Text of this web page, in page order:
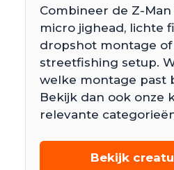
Combineer de Z-
micro jighead, lichte
dropshot montage
streetfishing setup.
welke montage past
Bekijk dan ook onze
relevante
Bekijk